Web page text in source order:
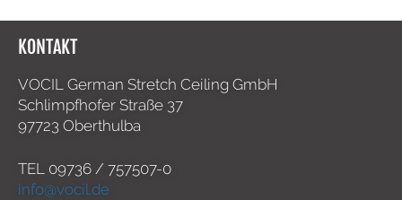
KONTAKT
VOCIL German Stretch Ceiling GmbH
Schlimpfhofer Straße 37
97723 Oberthulba
TEL 09736 / 757507-0
info@vocil.de